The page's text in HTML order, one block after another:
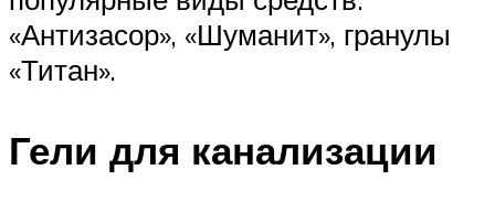
«Антизасор», «Шуманит», гранулы
«Титан».
Гели для канализации